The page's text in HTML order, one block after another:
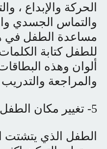
الحركة والإبداع ،
والتماس الجسدي
مساعدة الطفل في
للطفل كتابة
ألوان وهذه
والمراجعة والتدريب
5- تغيير مكان الطفل :
الطفل الذي يتشتت